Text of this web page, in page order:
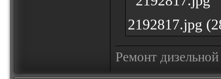
2192817.jpg
Ремонт